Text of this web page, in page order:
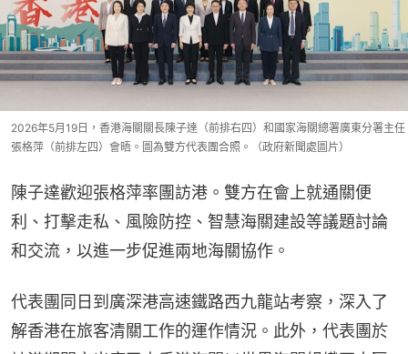
2026年5月19日，香港海關關長陳子達（前排右四）和國家海關總署廣東分署主任
張格萍（前排左四）會晤。圖為雙方代表團合照。（政府新聞處圖片）
陳子達歡迎張格萍率團訪港。雙方在會上就通關便
利、打擊走私、風險防控、智慧海關建設等議題討論
和交流，以進一步促進兩地海關協作。
代表團同日到廣深港高速鐵路西九龍站考察，深入了
解香港在旅客清關工作的運作情況。此外，代表團於